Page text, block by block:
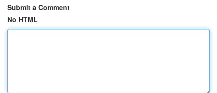
Submit a Comment
No HTML